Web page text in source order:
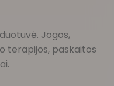
Jogos,
terapijos, paskaitos